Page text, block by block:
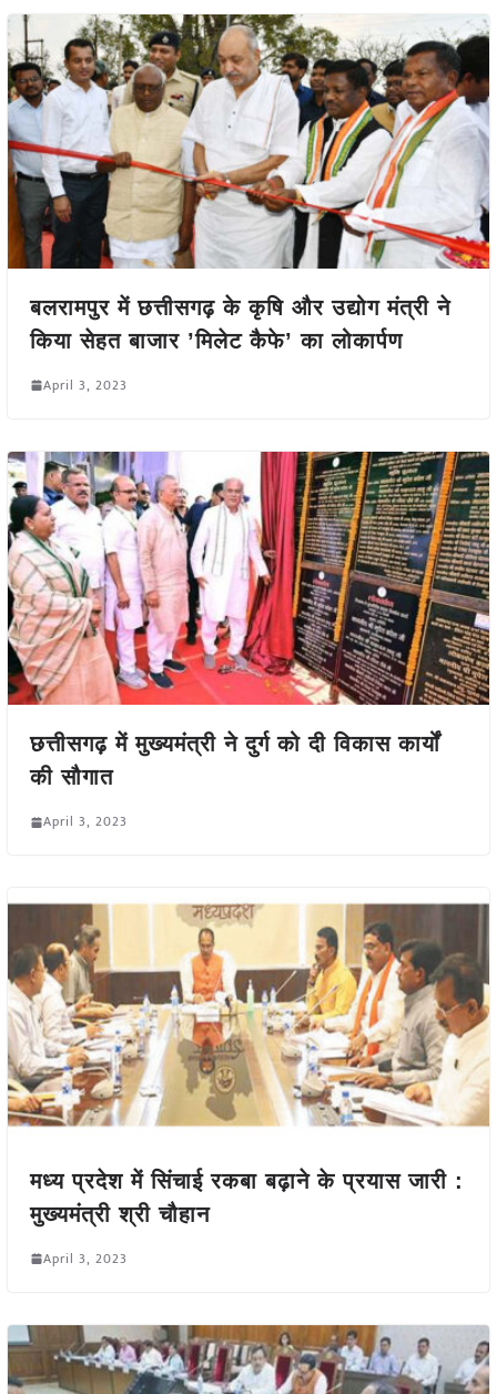
बलरामपुर में छत्तीसगढ़ के कृषि और उद्योग मंत्री ने
किया सेहत बाजार ’मिलेट कैफे’ का लोकार्पण
April 3, 2023
छत्तीसगढ़ में मुख्यमंत्री ने दुर्ग को दी विकास कार्यों
की सौगात
April 3, 2023
मध्य प्रदेश में सिंचाई रकबा बढ़ाने के प्रयास जारी :
मुख्यमंत्री श्री चौहान
April 3, 2023